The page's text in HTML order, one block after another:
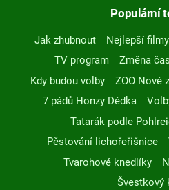
Populární
Jak zhubnout Nejlepší
TV program
Změna
Kdy budou volby
ZOO Nové
7 pádů Honzy Dědka
Tatarák podle
Pěstování lichořeřišnice
Tvarohové knedlíky
Švestkový